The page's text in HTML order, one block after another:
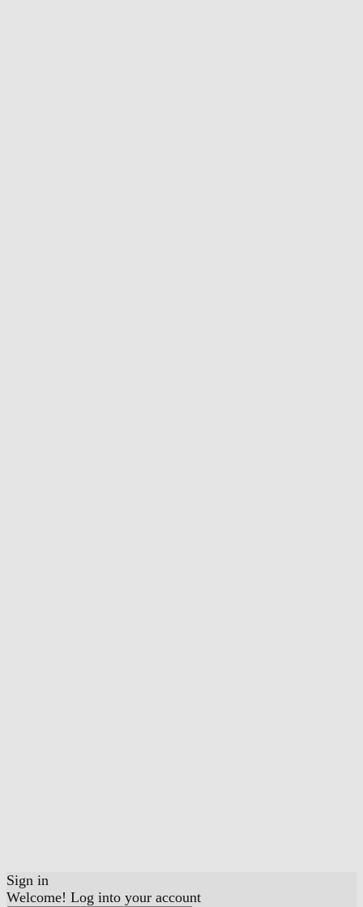
Sign in
Welcome! Log into your account